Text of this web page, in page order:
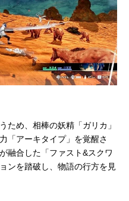
ため、相棒の妖精「ガリカ」
「アーキタイプ」を覚醒さ
融合した「ファスト&スクワ
ンを踏破し、物語の行方を見